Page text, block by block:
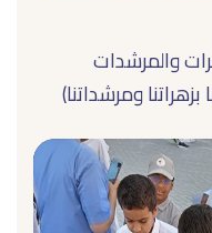
والمرشدات
ومرشداتنا)